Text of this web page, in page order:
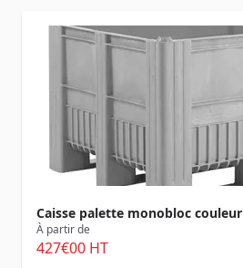
Caisse palette monobloc couleur
À partir de
427€00 HT